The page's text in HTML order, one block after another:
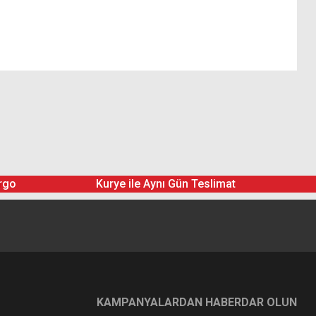
Kurye ile Aynı Gün Teslimat
KAMPANYALARDAN HABERDAR OLUN